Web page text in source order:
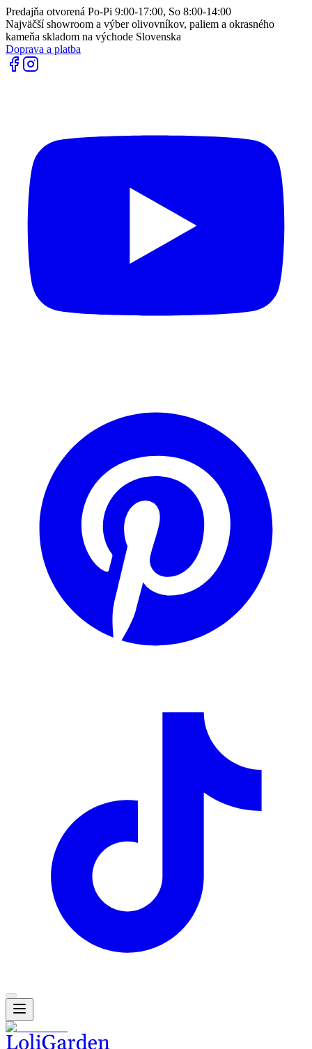
Predajňa otvorená Po-Pi 9:00-17:00, So 8:00-14:00
Najväčší showroom a výber olivovníkov, paliem a okrasného
kameňa skladom na východe Slovenska
Doprava a platba